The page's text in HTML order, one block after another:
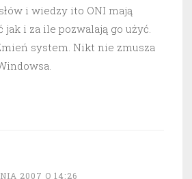
i wiedzy ito ONI mają
jak i za ile pozwalają go użyć.
system. Nikt nie zmusza
2007 O 14:26